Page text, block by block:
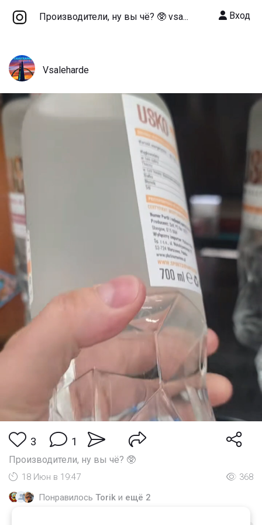
Производители, ну вы чё? 🥸 vsa... Вход
Vsaleharde
3 1
Производители, ну вы чё? 🥸
18 Июн в 19:47
368
Понравилось Torik и ещё 2